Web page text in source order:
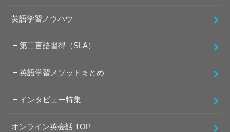
英語学習ノウハウ
第二言語習得（SLA）
英語学習メソッドまとめ
インタビュー特集
オンライン英会話 TOP